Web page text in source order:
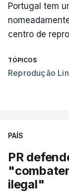
Portugal tem
centro de
TÓPICOS
Reprodução
PAÍS
PR
ilegal"